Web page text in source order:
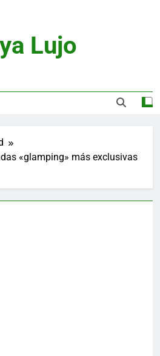
Lujo
«glamping» más exclusivas